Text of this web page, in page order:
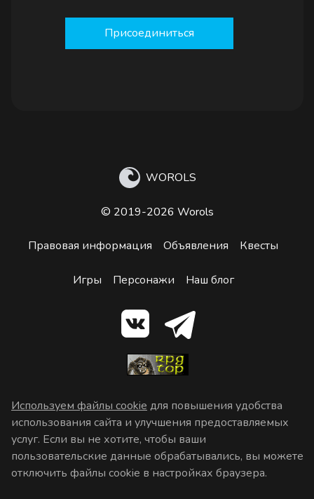
Присоединиться
WOROLS
© 2019-2026 Worols
Правовая информация Объявления Квесты
Игры Персонажи Наш блог
Используем файлы cookie для повышения удобства
использования сайта и улучшения предоставляемых
услуг. Если вы не хотите, чтобы ваши
пользовательские данные обрабатывались, вы можете
отключить файлы cookie в настройках браузера.